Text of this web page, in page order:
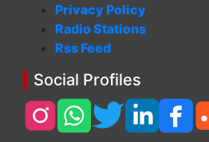
Privacy Policy
Radio Stations
Rss Feed
Social Profiles